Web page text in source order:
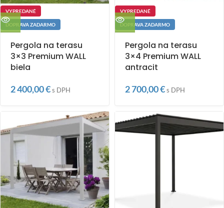
VYPREDANÉ
DOPRAVA ZADARMO
Pergola na terasu
3×3 Premium WALL
biela
2 400,00€s DPH
VYPREDANÉ
DOPRAVA ZADARMO
Pergola na terasu
3×4 Premium WALL
antracit
2 700,00€s DPH